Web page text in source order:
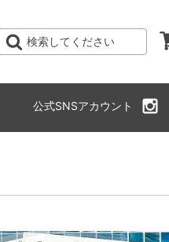
検索してください
絵カード
公式SNSアカウント